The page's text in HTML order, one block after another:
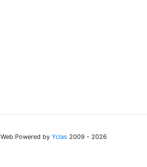
Web Powered by Yclas 2009 - 2026